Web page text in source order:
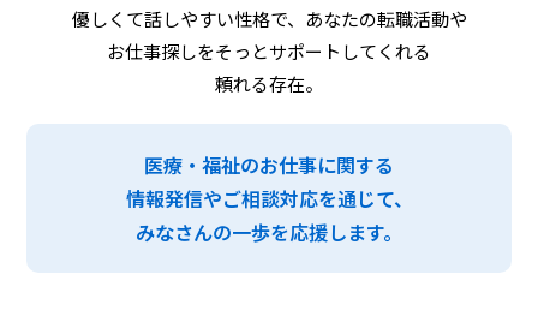
優しくて話しやすい性格で、あなたの転職活動や
お仕事探しをそっとサポートしてくれる
頼れる存在。
医療・福祉のお仕事に関する
情報発信やご相談対応を通じて、
みなさんの一歩を応援します。